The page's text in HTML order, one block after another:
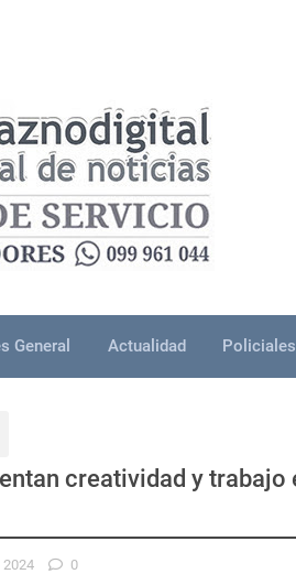
General Actualidad Policiales
creatividad y trabajo
2024 0